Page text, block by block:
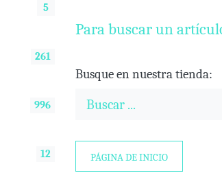
5
261
996
12
Para buscar un
Busque en nuestra tienda:
PÁGINA DE INICIO